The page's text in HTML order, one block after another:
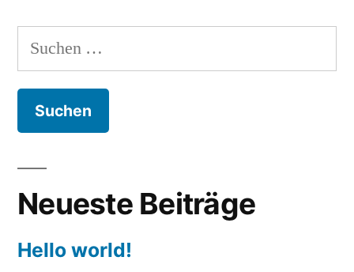
Suchen
nach:
Neueste Beiträge
Hello world!